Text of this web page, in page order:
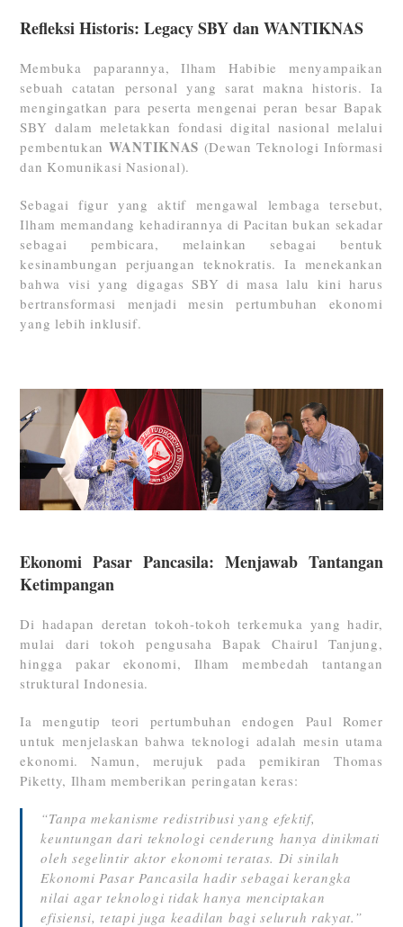
Refleksi Historis: Legacy SBY dan WANTIKNAS
Membuka paparannya, Ilham Habibie menyampaikan
sebuah catatan personal yang sarat makna historis. Ia
mengingatkan para peserta mengenai peran besar Bapak
SBY dalam meletakkan fondasi digital nasional melalui
pembentukan WANTIKNAS (Dewan Teknologi Informasi
dan Komunikasi Nasional).
Sebagai figur yang aktif mengawal lembaga tersebut,
Ilham memandang kehadirannya di Pacitan bukan sekadar
sebagai pembicara, melainkan sebagai bentuk
kesinambungan perjuangan teknokratis. Ia menekankan
bahwa visi yang digagas SBY di masa lalu kini harus
bertransformasi menjadi mesin pertumbuhan ekonomi
yang lebih inklusif.
Ekonomi Pasar Pancasila: Menjawab Tantangan
Ketimpangan
Di hadapan deretan tokoh-tokoh terkemuka yang hadir,
mulai dari tokoh pengusaha Bapak Chairul Tanjung,
hingga pakar ekonomi, Ilham membedah tantangan
struktural Indonesia.
Ia mengutip teori pertumbuhan endogen Paul Romer
untuk menjelaskan bahwa teknologi adalah mesin utama
ekonomi. Namun, merujuk pada pemikiran Thomas
Piketty, Ilham memberikan peringatan keras:
“Tanpa mekanisme redistribusi yang efektif,
keuntungan dari teknologi cenderung hanya dinikmati
oleh segelintir aktor ekonomi teratas. Di sinilah
Ekonomi Pasar Pancasila hadir sebagai kerangka
nilai agar teknologi tidak hanya menciptakan
efisiensi, tetapi juga keadilan bagi seluruh rakyat.”